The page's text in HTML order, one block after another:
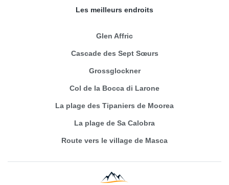
Les meilleurs endroits
Glen Affric
Cascade des Sept Sœurs
Grossglockner
Col de la Bocca di Larone
La plage des Tipaniers de Moorea
La plage de Sa Calobra
Route vers le village de Masca